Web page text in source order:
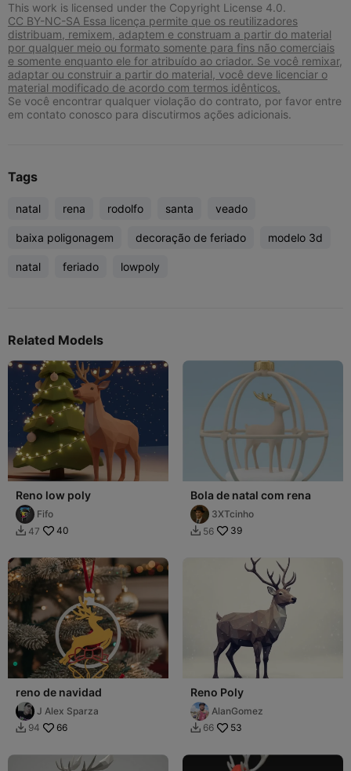
This work is licensed under the Copyright License 4.0.
CC BY-NC-SA Essa licença permite que os reutilizadores
distribuam, remixem, adaptem e construam a partir do material
por qualquer meio ou formato somente para fins não comerciais
e somente enquanto ele for atribuído ao criador. Se você remixar,
adaptar ou construir a partir do material, você deve licenciar o
material modificado de acordo com termos idênticos.
Se você encontrar qualquer violação do contrato, por favor entre
em contato conosco para discutirmos ações adicionais.
Tags
natal rena rodolfo santa veado
baixa poligonagem decoração de feriado modelo 3d
natal feriado lowpoly
Related Models
Reno low poly
Fifo
 47 40
Bola de natal com rena
3XTcinho
 56 39
reno de navidad
J Alex Sparza
 94 66
Reno Poly
AlanGomez
 66 53